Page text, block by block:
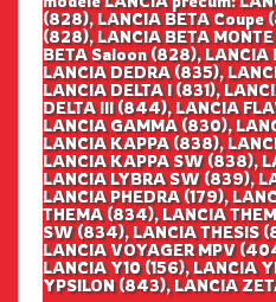
(828), LANCIA BETA Coupe
(828), LANCIA BETA
BETA Saloon (828), LANCIA
LANCIA DEDRA (835),
LANCIA DELTA I (831),
DELTA III (844), LANCIA
LANCIA GAMMA (830),
LANCIA KAPPA (838),
LANCIA KAPPA SW (838),
LANCIA LYBRA SW (839),
LANCIA PHEDRA (179),
THEMA (834), LANCIA
SW (834), LANCIA THESIS
LANCIA VOYAGER MPV
LANCIA Y10 (156), LANCIA
YPSILON (843), LANCIA